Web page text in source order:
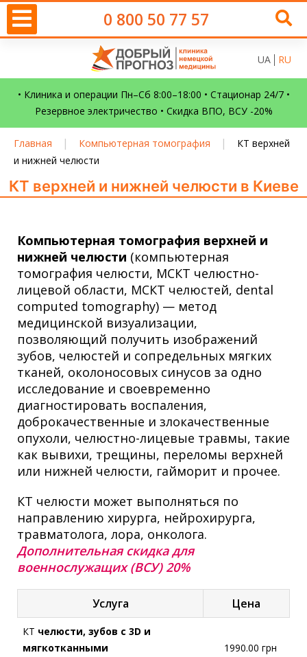
0 800 50 77 57
UA RU
• Клиника и операции Пн–Сб 8:00–18:00 • Стационар 24/7 •
Резервное электричество • Скидка ВПО, ВСУ -20%
Главная | Компьютерная томография |
КТ верхней
и нижней челюсти
КТ верхней и нижней челюсти в Киеве
Компьютерная томография верхней и
нижней челюсти (компьютерная
томография челюсти, МСКТ челюстно-
лицевой области, МСКТ челюстей, dental
computed tomography) — метод
медицинской визуализации,
позволяющий получить изображений
зубов, челюстей и сопредельных мягких
тканей, околоносовых синусов за одно
исследование и своевременно
диагностировать воспаления,
доброкачественные и злокачественные
опухоли, челюстно-лицевые травмы, такие
как вывихи, трещины, переломы верхней
или нижней челюсти, гайморит и прочее.
КТ челюсти может выполняться по
направлению хирурга, нейрохирурга,
травматолога, лора, онколога.
Дополнительная скидка для
военнослужащих (ВСУ) 20%
Услуга Цена
КТ челюсти, зубов с 3D и
мягкотканными
1990.00 грн